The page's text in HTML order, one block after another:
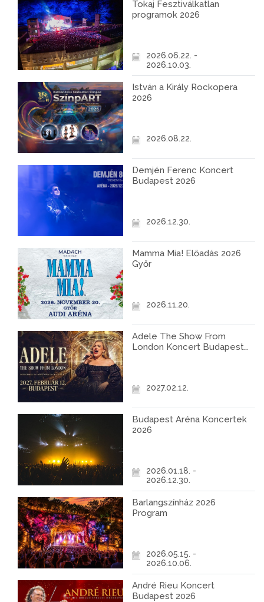
Tokaj Fesztiválkatlan
programok 2026
2026.06.22. -
2026.10.03.
István a Király Rockopera
2026
2026.08.22.
Demjén Ferenc Koncert
Budapest 2026
2026.12.30.
Mamma Mia! Előadás 2026
Győr
2026.11.20.
Adele The Show From
London Koncert Budapest
2027.02.12.
Budapest Aréna Koncertek
2026
2026.01.18. -
2026.12.30.
Barlangszínház 2026
Program
2026.05.15. -
2026.10.06.
André Rieu Koncert
Budapest 2026